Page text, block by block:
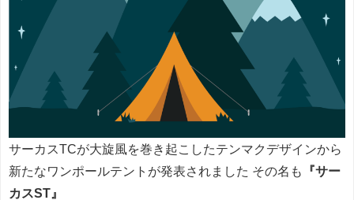
サーカスTCが大旋風を巻き起こしたテンマクデザインから
新たなワンポールテントが発表されました その名も
『サー
カスST』